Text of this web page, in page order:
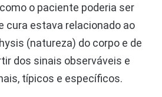
o paciente poderia ser
cura estava relacionado ao
(natureza) do corpo e de
dos sinais observáveis e
típicos e específicos.